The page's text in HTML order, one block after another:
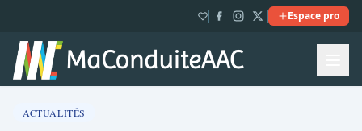
Espace pro
ACTUALITÉS